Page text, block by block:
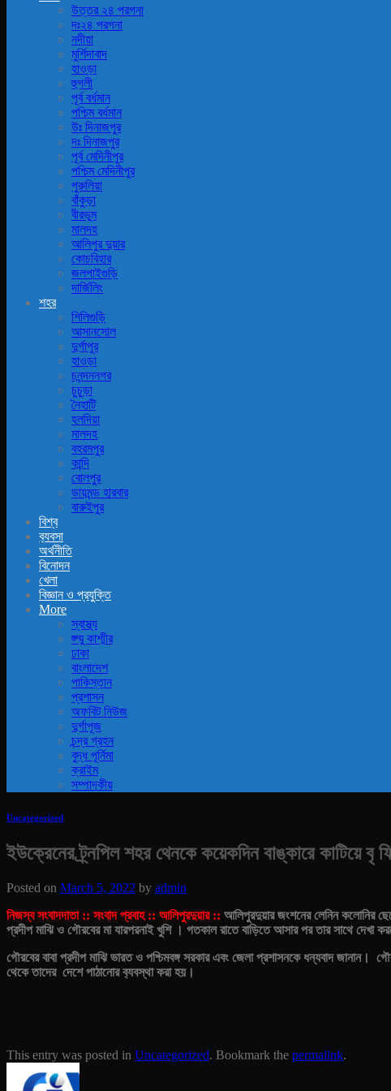
উত্তর ২৪ পরগনা
দঃ২৪ পরগনা
নদীয়া
মুর্শিদাবাদ
হাওড়া
হুগলী
পূর্ব বর্ধমান
পশ্চিম বর্ধমান
উঃ দিনাজপুর
দঃ দিনাজপুর
পূর্ব মেদিনীপুর
পশ্চিম মেদিনীপুর
পুরুলিয়া
বাঁকুড়া
বীরভুম
মালদহ
আলিপুর দুয়ার
কোচবিহার
জলপাইগুড়ি
দার্জিলিং
শহর
শিলিগুড়ি
আসানসোল
দুর্গাপুর
হাওড়া
চনন্দননগর
চুচুড়া
নৈহাটি
হলদিয়া
মালদহ
বহরমপুর
কান্দি
বোলপুর
ডায়মন্ড হারবার
বারুইপুর
বিশ্ব
ব‍্যবসা
অর্থনীতি
বিনোদন
খেলা
বিজ্ঞান ও প্রযুক্তি
More
স্বাস্থ্য
জ্ম্মু কাশ্মীর
ঢাকা
বাংলাদেশ
পাকিস্তান
প্রশাসন
অফবিট নিউজ
দুর্গাপূজ
চন্দ্র গ্রহন
বুদ্ধ পূর্নিমা
ক্রাইম
সম্পাদকীয়
Uncategorized
ইউক্রেনের ট্র্নপিল শহর থেনকে কয়েকদিন বাঙ্কারে কাটিয়ে বৃ
Posted on March 5, 2022 by admin
নিজস্ব সংবাদদাতা :: সংবাদ প্রবাহ :: আলিপুরদুয়ার :: আলিপুরদুয়ার জংশনের লেনিন কলোনির
প্রদীপ মাঝি ও গৌরবের মা যারপরনাই খুশি । গতকাল রাতে বাড়িতে আসার পর তার সাথে দেখা
গৌরবের বাবা প্রদীপ মাঝি ভারত ও পশ্চিমবঙ্গ সরকার এবং জেলা প্রশাসনকে ধন্যবাদ জানান।
থেকে তাদের দেশে পাঠানোর ব‍্যবস্থা করা হয়।
This entry was posted in Uncategorized. Bookmark the permalink.